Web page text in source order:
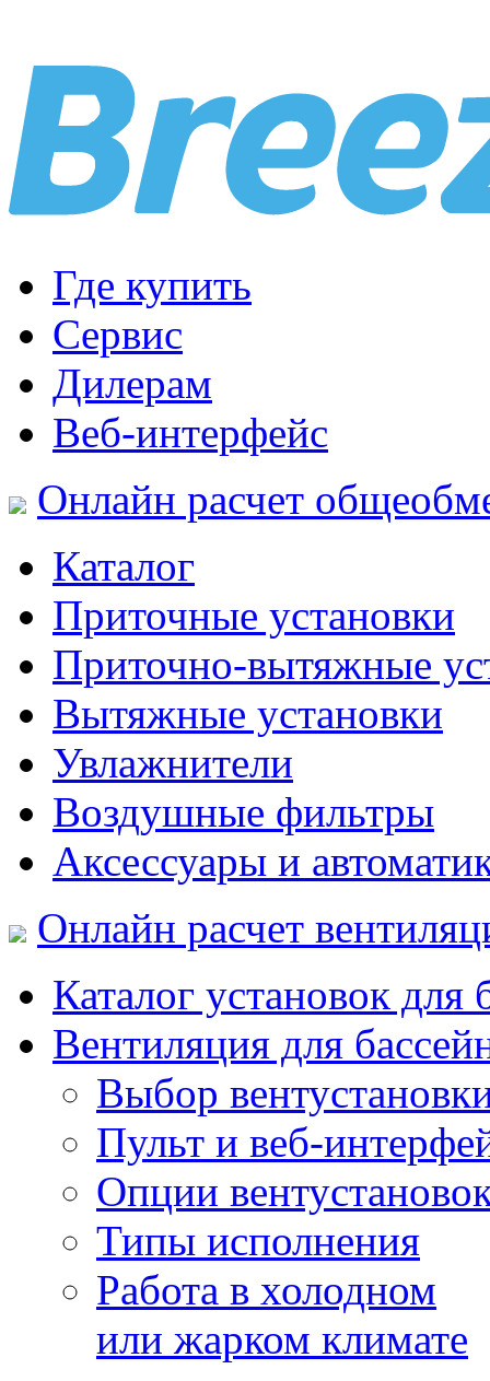
Где купить
Сервис
Дилерам
Веб-интерфейс
Онлайн расчет
Каталог
Приточные установки
Приточно-вытяжные
Вытяжные установки
Увлажнители
Воздушные фильтры
Аксессуары и
Онлайн расчет
Каталог установок для
Вентиляция для
Выбор
Пульт и веб-
Опции
Типы исполнения
Работа в холодном
или жарком климате